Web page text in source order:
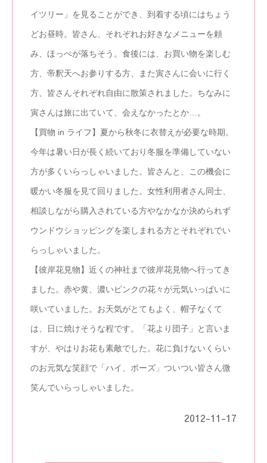
イツリー」を見ることができ、到着する頃にはちょう
どお昼時。皆さん、それぞれお好きなメニューを頼
み、ほっぺが落ちそう。食後には、お買い物を楽しむ
方、帝釈天へお参りする方、また寅さんに会いに行く
方、皆さんそれぞれ自由に散策されました。ちなみに
寅さんは旅に出ていて、会えなかったとか…。
【買物 in ライフ】夏から秋冬に衣替えが必要な時期。
今年は暑い日が長く続いており冬服を準備していない
方が多くいらっしゃいました。皆さんと、この機会に
暖かい冬服を見て回りました。女性利用者さん同士、
相談しながら購入されている方やなかなか決められず
ウンドウショッピングを楽しまれる方とそれぞれでい
らっしゃいました。
【彼岸花見物】近くの神社まで彼岸花見物へ行ってき
ました。赤や黄、濃いピンクの花々が元気いっぱいに
咲いていました。お天気がとてもよく、帽子なくて
は、日に焼けそうな程です。「花より団子」と言いま
すが、やはりお花も素敵でした。花に負けないくらい
のお元気な笑顔で「ハイ、ポーズ」ついつい皆さん微
笑んでいらっしゃいました。
2012-11-17